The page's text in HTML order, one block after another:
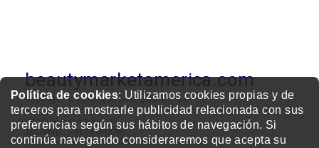
Política de cookies: Utilizamos cookies propias y de
terceros para mostrarle publicidad relacionada con sus
preferencias según sus hábitos de navegación. Si
continúa navegando consideraremos que acepta su
beautymarketamerica.com
Copyright © 2013-2026 BeautyMarket S.L.
info@beautymarket.es
Tel./Wsp.: +34 661913286
Calle de Avinyó, 29 - bajos. 08002 Barcelona